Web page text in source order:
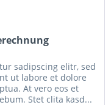
sadipscing elitr, sed
ut labore et dolore
At vero eos et
Stet clita kasd...